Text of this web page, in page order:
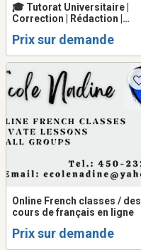
🎓 Tutorat Universitaire |
Correction | Rédaction |
15+ ans d'expérience
Prix sur demande
Online French classes / des
cours de français en ligne
Prix sur demande